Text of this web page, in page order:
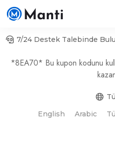
7/24 Destek Talebinde
*8EA70* Bu kupon kodunu
English
Arabic